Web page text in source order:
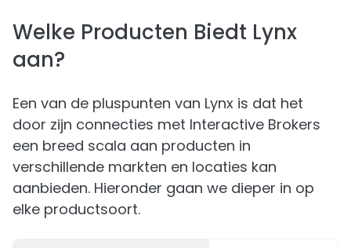
Welke Producten Biedt Lynx
aan?
Een van de pluspunten van Lynx is dat het
door zijn connecties met Interactive Brokers
een breed scala aan producten in
verschillende markten en locaties kan
aanbieden. Hieronder gaan we dieper in op
elke productsoort.